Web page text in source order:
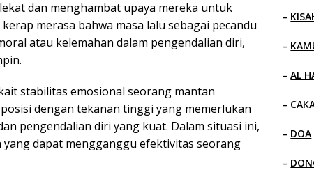
dan menghambat upaya mereka untuk
merasa bahwa masa lalu sebagai pecandu
atau kelemahan dalam pengendalian diri,
stabilitas emosional seorang mantan
dengan tekanan tinggi yang memerlukan
pengendalian diri yang kuat. Dalam situasi ini,
dapat mengganggu efektivitas seorang
–
–
–AL
–
– DOA
–